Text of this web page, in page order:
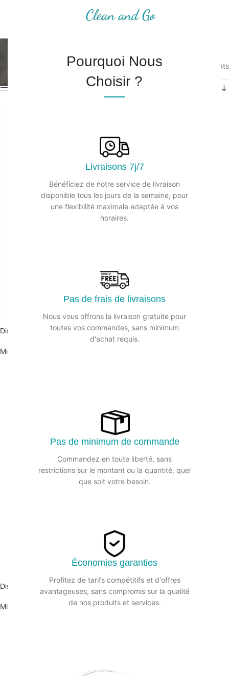
Pourquoi Nous
Choisir ?
Livraisons 7j/7
Bénéficiez de notre service de livraison
disponible tous les jours de la semaine, pour
une flexibilité maximale adaptée à vos
horaires.
Pas de frais de livraisons
Nous vous offrons la livraison gratuite pour
toutes vos commandes, sans minimum
d'achat requis.
Pas de minimum de commande
Commandez en toute liberté, sans
restrictions sur le montant ou la quantité, quel
que soit votre besoin.
Économies garanties
Profitez de tarifs compétitifs et d'offres
avantageuses, sans compromis sur la qualité
de nos produits et services.
Page 4 Affichage de 73–96 sur 349 résultats
Distributeur PH Mini Jumbo ABS Blanc
Mini jumbo
Distributeur PH Mini Jumbo ABS Noir
Mini jumbo